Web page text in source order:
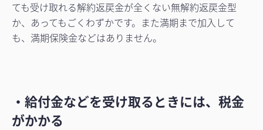
ても受け取れる解約返戻金が全くない無解約返戻金型
か、あってもごくわずかです。また満期まで加入して
も、満期保険金などはありません。
・給付金などを受け取るときには、税金
がかかる